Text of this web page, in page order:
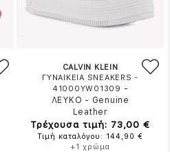
CALVIN KLEIN
ΓΥΝΑΙΚΕΙΑ SNEAKERS -
41000YW01309 -
ΛΕΥΚΟ - Genuine
Leather
Τρέχουσα τιμή: 73,00 €
Τιμή καταλόγου: 144,90 €
+1 χρώμα